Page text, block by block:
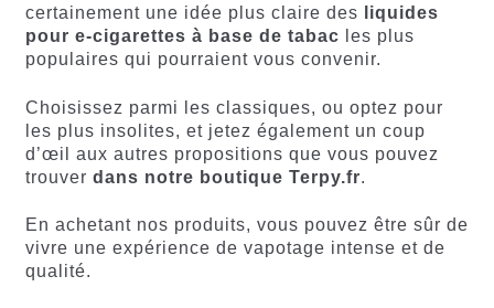
certainement une idée plus claire des
liquides
pour e-cigarettes à base de tabac les plus
populaires qui pourraient vous convenir.
Choisissez parmi les classiques, ou optez pour
les plus insolites, et jetez également un coup
d’œil aux autres propositions que vous pouvez
trouver dans notre boutique Terpy.fr.
En achetant nos produits, vous pouvez être sûr de
vivre une expérience de vapotage intense et de
qualité.